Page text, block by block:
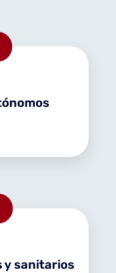
y sanitarios